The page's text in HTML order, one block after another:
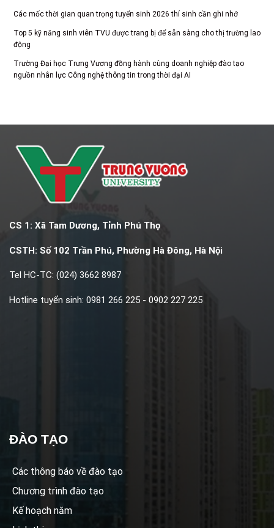
Các mốc thời gian quan trọng tuyển sinh 2026 thí sinh cần ghi nhớ
Top 5 kỹ năng sinh viên TVU được trang bị để sẵn sàng cho thị trường lao
động
Trường Đại học Trưng Vương đồng hành cùng doanh nghiệp đào tạo
nguồn nhân lực Công nghệ thông tin trong thời đại AI
CS 1: Xã Tam Dương, Tỉnh Phú Thọ
CSTH: Số 102 Trần Phú, Phường Hà Đông, Hà Nội
Tel HC-TC: (024) 3662 8987
Hotline tuyển sinh: 0981 266 225 - 0902 227 225
ĐÀO TẠO
Các thông báo về đào tạo
Chương trình đào tạo
Kế hoạch năm